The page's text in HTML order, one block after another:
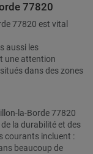
77820
77820 est vital
aussi les
une attention
dans des zones
la-Borde 77820
la durabilité et des
courants incluent :
beaucoup de